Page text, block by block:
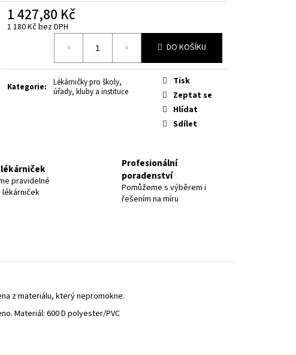
1 427,80 Kč
1 180 Kč bez DPH
DO KOŠÍKU
Kategorie:
Lékárničky pro školy,
úřady, kluby a instituce
Tisk
Zeptat se
Hlídat
Sdílet
pravidelné
Profesionální
poradenství
Pomůžeme s výběrem i
řešením na míru
z materiálu, který nepromokne.
Materiál: 600 D polyester/PVC